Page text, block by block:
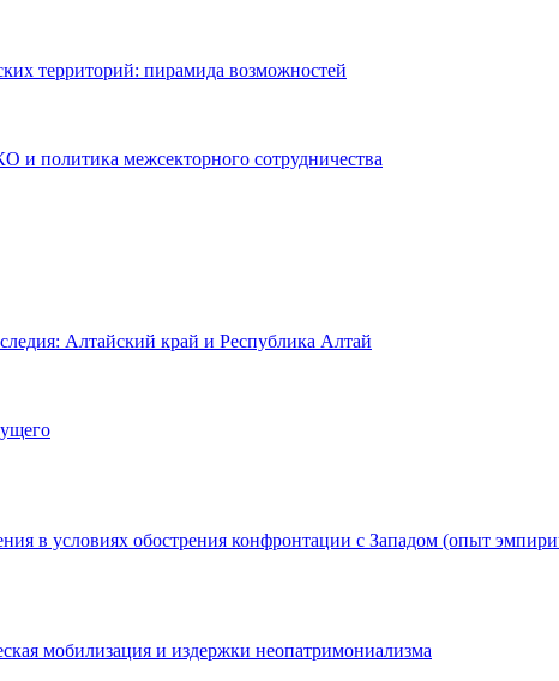
территорий: пирамида возможностей
и политика межсекторного сотрудничества
Алтайский край и Республика Алтай
в условиях обострения конфронтации с Западом (опыт
мобилизация и издержки неопатримониализма